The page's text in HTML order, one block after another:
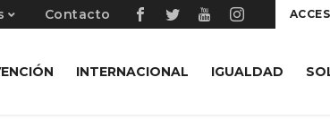
Contacto
INTERNACIONAL IGUALDAD